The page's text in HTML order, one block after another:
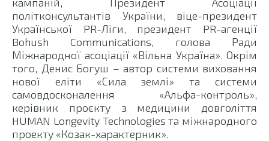
політконсультантів України, віце-президент
Української PR-Ліги, президент PR-агенції
Bohush Communications, голова Ради
Міжнародної асоціації «Вільна Україна». Окрім
того, Денис Богуш – автор системи виховання
нової еліти «Сила землі» та системи
самовдосконалення «Альфа-контроль»,
керівник проєкту з медицини довголіття
HUMAN Longevity Technologies та міжнародного
проекту «Козак-характерник».